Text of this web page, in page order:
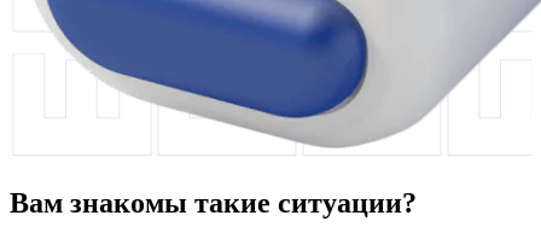
Вам знакомы такие ситуации?